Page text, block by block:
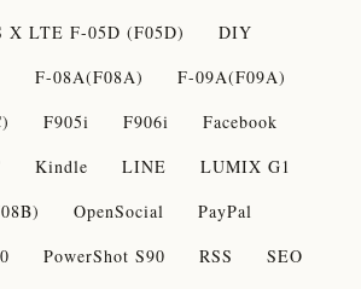
X LTE F-05D (F05D)
DIY
F-08A(F08A)
F-09A(F09A)
F905i F906i
Facebook
Kindle LINE
LUMIX G1
OpenSocial
PayPal
PowerShot S90 RSS
SEO